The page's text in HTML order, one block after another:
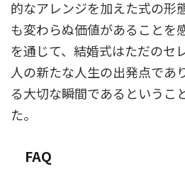
的なアレンジを加えた式の形
も変わらぬ価値があることを
を通じて、結婚式はただのセ
人の新たな人生の出発点であ
る大切な瞬間であるというこ
た。
FAQ